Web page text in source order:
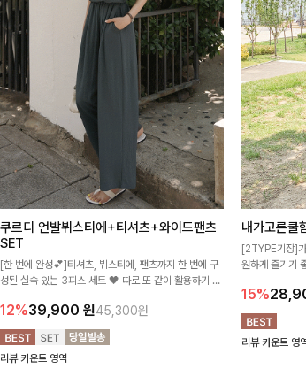
쿠르디 언발뷔스티에+티셔츠+와이드팬츠
SET
[한 번에 완성💕]티셔츠, 뷔스티에, 팬츠까지 한 번에 구
성된 실속 있는 3피스 세트 🖤 따로 또 같이 활용하기 좋
12%39,900 원45,300원
리뷰 카운트 영역
내가고른쿨
[2TYPE기장]
원하게 즐기기
이드핏이 군살
15%
리뷰 카운트 영